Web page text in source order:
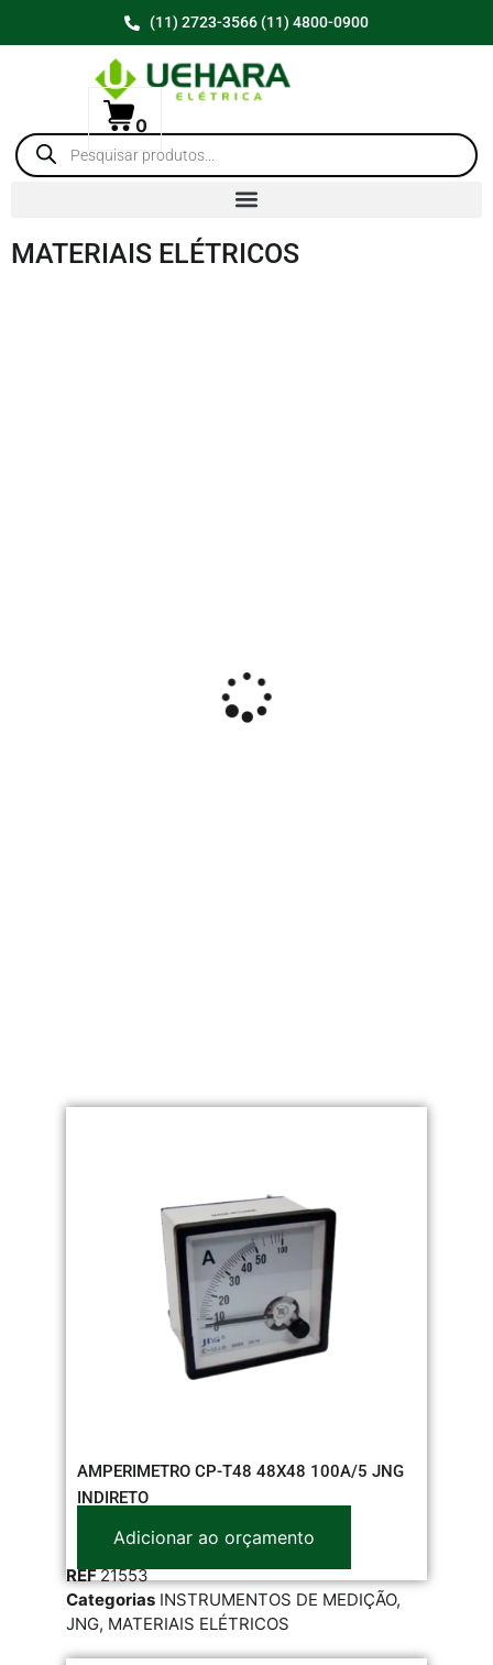
(11) 2723-3566 (11) 4800-0900
0
MATERIAIS ELÉTRICOS
AMPERIMETRO CP-T48 48X48 100A/5 JNG
INDIRETO
Adicionar ao orçamento
REF21553
Categorias INSTRUMENTOS DE MEDIÇÃO,
JNG, MATERIAIS ELÉTRICOS